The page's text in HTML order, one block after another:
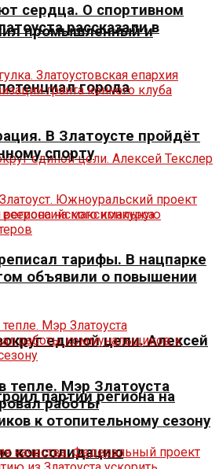
промышленный и
города
единой цели. Алексей
партии региона на
консолидацию
сердца. О спортивном
рассказали в
В Златоусте пройдёт
спорту
тарифы. В нацпарке
объявили о повышении
тепле. Мэр Златоуста
работы
к отопительному сезону